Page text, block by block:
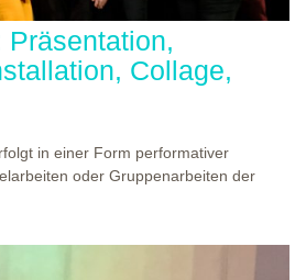
Präsentation,
Collage,
in einer Form performativer
oder Gruppenarbeiten der
erleben. Die Studierenden des